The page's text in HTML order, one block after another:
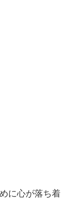
に心が落ち着